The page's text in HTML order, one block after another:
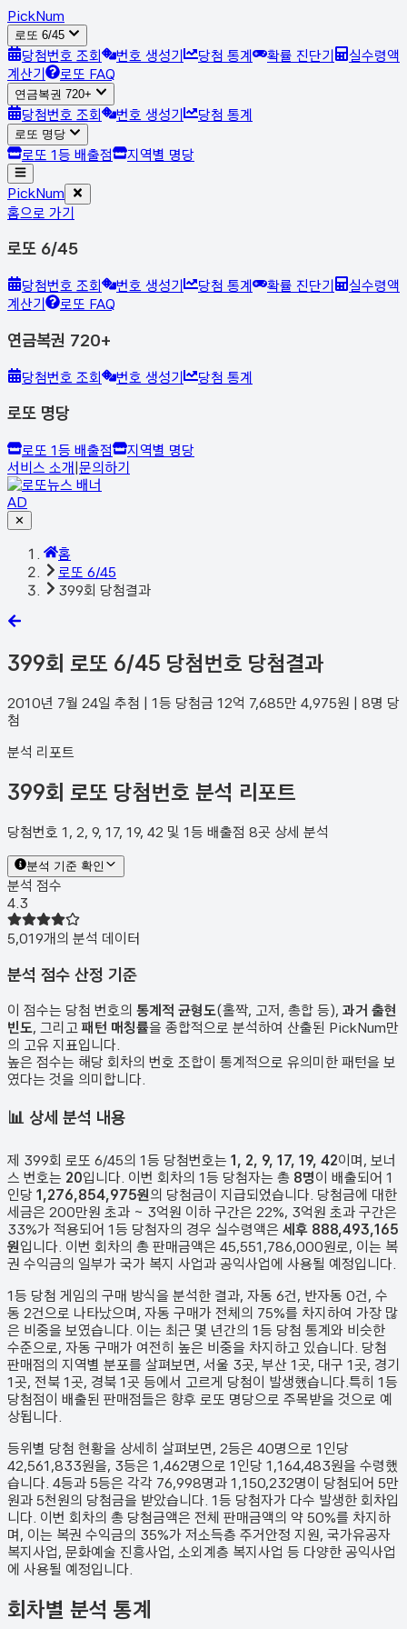
PickNum
로또 6/45
당첨번호 조회 번호 생성기 당첨 통계 확률 진단기
실수령액
계산기
로또 FAQ
연금복권 720+
당첨번호 조회 번호 생성기 당첨 통계
로또 명당
로또 1등 배출점 지역별 명당
PickNum
홈으로 가기
로또 6/45
당첨번호 조회 번호 생성기 당첨 통계 확률 진단기
실수령액
계산기
로또 FAQ
연금복권 720+
당첨번호 조회 번호 생성기 당첨 통계
로또 명당
로또 1등 배출점
지역별 명당
서비스 소개|문의하기
AD
✕
홈
로또 6/45
399회 당첨결과
399회 로또 6/45 당첨번호 당첨결과
2010년 7월 24일 추첨 | 1등 당첨금 12억 7,685만 4,975원 | 8명 당
첨
분석 리포트
399회 로또 당첨번호 분석 리포트
당첨번호 1, 2, 9, 17, 19, 42 및 1등 배출점 8곳 상세 분석
분석 기준 확인
분석 점수
4.3
5,019개의 분석 데이터
분석 점수 산정 기준
이 점수는 당첨 번호의 통계적 균형도(홀짝, 고저, 총합 등), 과거 출현
빈도, 그리고 패턴 매칭률을 종합적으로 분석하여 산출된 PickNum만
의 고유 지표입니다.
높은 점수는 해당 회차의 번호 조합이 통계적으로 유의미한 패턴을 보
였다는 것을 의미합니다.
📊 상세 분석 내용
제 399회 로또 6/45의 1등 당첨번호는 1, 2, 9, 17, 19, 42이며, 보너
스 번호는 20입니다. 이번 회차의 1등 당첨자는 총 8명이 배출되어 1
인당 1,276,854,975원의 당첨금이 지급되었습니다. 당첨금에 대한
세금은 200만원 초과 ~ 3억원 이하 구간은 22%, 3억원 초과 구간은
33%가 적용되어 1등 당첨자의 경우 실수령액은 세후 888,493,165
원입니다. 이번 회차의 총 판매금액은 45,551,786,000원로, 이는 복
권 수익금의 일부가 국가 복지 사업과 공익사업에 사용될 예정입니다.
1등 당첨 게임의 구매 방식을 분석한 결과, 자동 6건, 반자동 0건, 수
동 2건 으로 나타났으며, 자동 구매가 전체의 75%를 차지하여 가장 많
은 비중을 보였습니다. 이는 최근 몇 년간의 1등 당첨 통계와 비슷한
수준으로, 자동 구매가 여전히 높은 비중을 차지하고 있습니다. 당첨
판매점의 지역별 분포를 살펴보면, 서울 3곳, 부산 1곳, 대구 1곳, 경기
1곳, 전북 1곳, 경북 1곳 등에서 고르게 당첨이 발생했습니다. 특히 1등
당첨점이 배출된 판매점들은 향후 로또 명당으로 주목받을 것으로 예
상됩니다.
등위별 당첨 현황을 상세히 살펴보면, 2등은 40명으로 1인당
42,561,833원을, 3등은 1,462명으로 1인당 1,164,483원을 수령했
습니다. 4등과 5등은 각각 76,998명과 1,150,232명이 당첨되어 5만
원과 5천원의 당첨금을 받았습니다. 1등 당첨자가 다수 발생한 회차입
니다. 이번 회차의 총 당첨금액은 전체 판매금액의 약 50%를 차지하
며, 이는 복권 수익금의 35%가 저소득층 주거안정 지원, 국가유공자
복지사업, 문화예술 진흥사업, 소외계층 복지사업 등 다양한 공익사업
에 사용될 예정입니다.
회차별 분석 통계